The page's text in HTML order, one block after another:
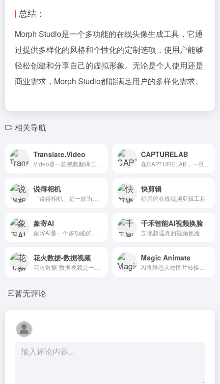
总结：
Morph Studio是一个多功能的在线头像生成工具，它通
过提供多样化的风格和个性化的定制选项，使用户能够
轻松创建和分享自己的虚拟形象。无论是个人使用还是
商业需求，Morph Studio都能满足用户的多样化需求。
相关导航
Translate.Video CAPTURELAB
说得相机 快剪辑
好用的在线视频剪辑工具
象寄AI 千禾智能AI视频换脸
花火数据-数据视频 Magic Animate
暂无评论